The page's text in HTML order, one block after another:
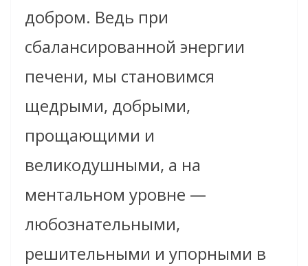
добром. Ведь при
сбалансированной энергии
печени, мы становимся
щедрыми, добрыми,
прощающими и
великодушными, а на
ментальном уровне —
любознательными,
решительными и упорными в